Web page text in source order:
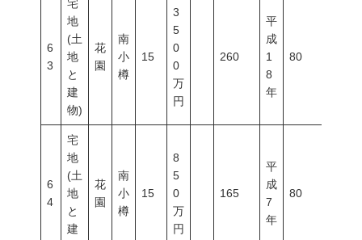
6
3
宅
地
(土
地
と
建
物)
花
園
南
小
樽
15
3
5
0
0
万
円
260
平
成
1
8
年
80
6
4
宅
地
(土
地
と
建
花
園
南
小
樽
15
8
5
0
万
円
165
平
成
7
年
80